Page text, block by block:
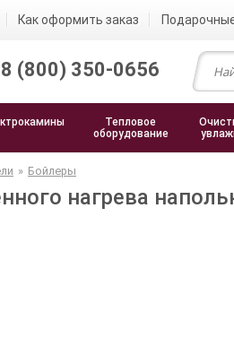
Как оформить заказ
8 (800) 350-0656
Тепловое
оборудование
» Бойлеры
нагрева